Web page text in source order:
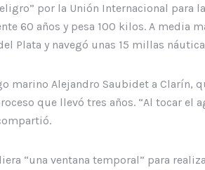
por la Unión Internacional para
60 años y pesa 100 kilos. A media
Plata y navegó unas 15 millas
marino Alejandro Saubidet a Clarín,
que llevó tres años. “Al tocar el
“una ventana temporal” para